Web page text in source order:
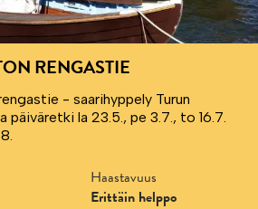
RENGASTIE
- saarihyppely Turun
päiväretki la 23.5., pe 3.7., to 16.7.
Haastavuus
Erittäin helppo